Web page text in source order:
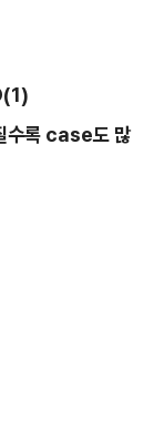
수록 case도 많